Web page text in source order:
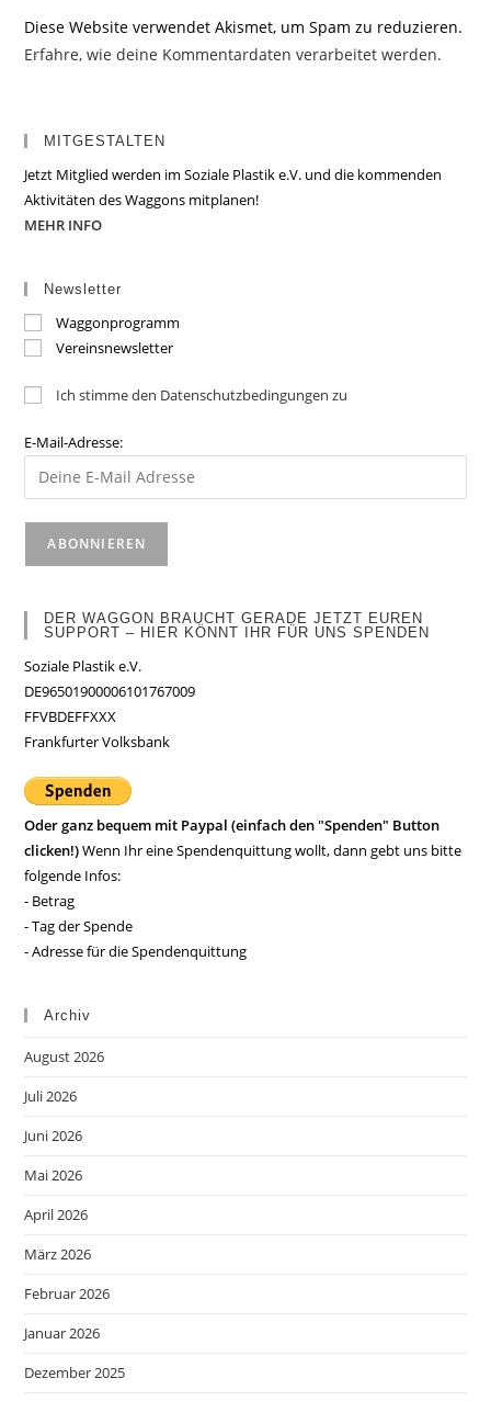
Diese Website verwendet Akismet, um Spam zu reduzieren.
Erfahre, wie deine Kommentardaten verarbeitet werden.
MITGESTALTEN
Jetzt Mitglied werden im Soziale Plastik e.V. und die kommenden
Aktivitäten des Waggons mitplanen!
MEHR INFO
Newsletter
Waggonprogramm
Vereinsnewsletter
Ich stimme den Datenschutzbedingungen zu
E-Mail-Adresse:
DER WAGGON BRAUCHT GERADE JETZT EUREN
SUPPORT – HIER KÖNNT IHR FÜR UNS SPENDEN
Soziale Plastik e.V.
DE96501900006101767009
FFVBDEFFXXX
Frankfurter Volksbank
Oder ganz bequem mit Paypal (einfach den "Spenden" Button
clicken!)Wenn Ihr eine Spendenquittung wollt, dann gebt uns bitte
folgende Infos:
- Betrag
- Tag der Spende
- Adresse für die Spendenquittung
Archiv
August 2026
Juli 2026
Juni 2026
Mai 2026
April 2026
März 2026
Februar 2026
Januar 2026
Dezember 2025